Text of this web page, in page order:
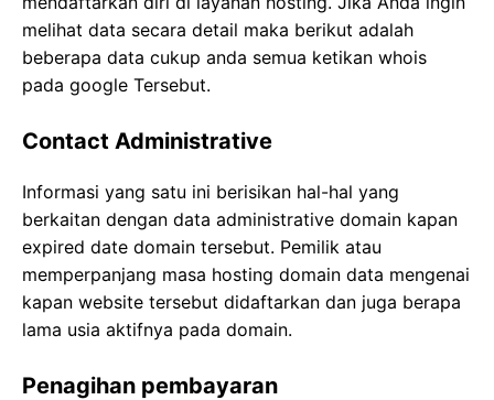
melihat data secara detail maka berikut adalah
beberapa data cukup anda semua ketikan whois
pada google Tersebut.
Contact Administrative
Informasi yang satu ini berisikan hal-hal yang
berkaitan dengan data administrative domain kapan
expired date domain tersebut. Pemilik atau
memperpanjang masa hosting domain data mengenai
kapan website tersebut didaftarkan dan juga berapa
lama usia aktifnya pada domain.
Penagihan pembayaran